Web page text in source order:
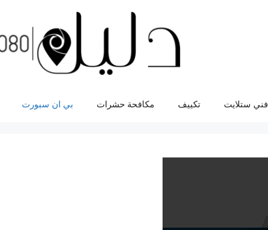
فني ستلايت تكييف مكافحة حشرات بي ان سبورت